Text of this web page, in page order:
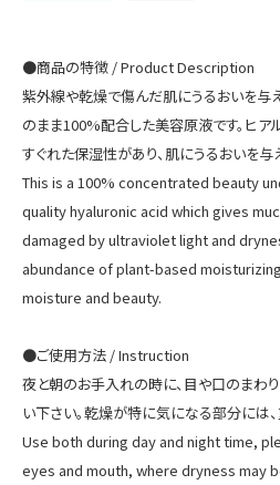
ホーム
商品一覧
●商品の特徴 / Product Description
紫外線や乾燥で傷んだ肌にうるおいを与
のまま100%配合した美容原液です。ヒ
すぐれた保湿性があり、肌にうるおいを与
This is a 100% concentrated beauty
quality hyaluronic acid which gives
damaged by ultraviolet light and
abundance of plant-based
moisture and beauty.
●ご使用方法 / Instruction
夜と朝のお手入れの時に、目や口のまわ
い下さい。乾燥が特に気になる部分には
Use both during day and night time,
eyes and mouth, where dryness may